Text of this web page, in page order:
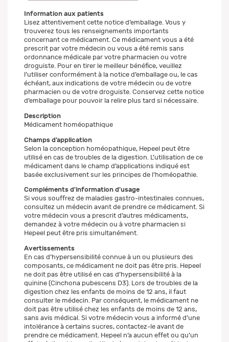
Information aux patients
Lisez attentivement cette notice d’emballage. Vous y
trouverez tous les renseignements importants
concernant ce médicament. Ce médicament vous a été
prescrit par votre médecin ou vous a été remis sans
ordonnance médicale par votre pharmacien ou votre
droguiste. Pour en tirer le meilleur bénéfice, veuillez
l’utiliser conformément à la notice d’emballage ou, le cas
échéant, aux indications de votre médecin ou de votre
pharmacien ou de votre droguiste. Conservez cette notice
d’emballage pour pouvoir la relire plus tard si nécessaire.
Description
Médicament homéopathique
Champs d’application
Selon la conception homéopathique, Hepeel peut être
utilisé en cas de troubles de la digestion. L’utilisation de ce
médicament dans le champ d’applications indiqué est
basée exclusivement sur les principes de l’homéopathie.
Compléments d'information d'usage
Si vous souffrez de maladies gastro-intestinales connues,
consultez un médecin avant de prendre ce médicament. Si
votre médecin vous a prescrit d’autres médicaments,
demandez à votre médecin ou à votre pharmacien si
Hepeel peut être pris simultanément.
Avertissements
En cas d’hypersensibilité connue à un ou plusieurs des
composants, ce médicament ne doit pas être pris. Hepeel
ne doit pas être utilisé en cas d’hypersensibilité à la
quinine (Cinchona pubescens D3). Lors de troubles de la
digestion chez les enfants de moins de 12 ans, il faut
consulter le médecin. Par conséquent, le médicament ne
doit pas être utilisé chez les enfants de moins de 12 ans,
sans avis médical. Si votre médecin vous a informé d’une
intolérance à certains sucres, contactez-le avant de
prendre ce médicament. Hepeel n’a aucun effet ou qu’un